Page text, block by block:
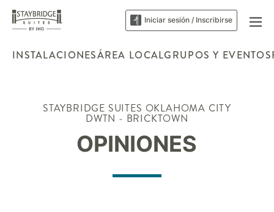
Iniciar sesión / Inscribirse
INSTALACIONESÁREA LOCALGRUPOS Y EVENTOS
STAYBRIDGE SUITES OKLAHOMA CITY
DWTN - BRICKTOWN
OPINIONES